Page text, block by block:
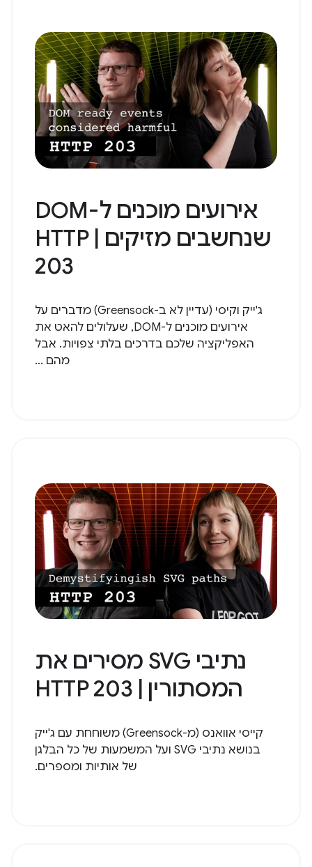
אירועים מוכנים ל-DOM
שנחשבים מזיקים | HTTP
203
ג'ייק וקיסי (עדיין לא ב-Greensock) מדברים על
אירועים מוכנים ל-DOM, שעלולים להאט את
האפליקציה שלכם בדרכים בלתי צפויות. אבל
מהם ...
נתיבי SVG מסירים את
המסתורין | HTTP 203
קייסי אוואנס (מ-Greensock) משוחחת עם ג'ייק
בנושא נתיבי SVG ועל המשמעות של כל הבלגן
של אותיות ומספרים.